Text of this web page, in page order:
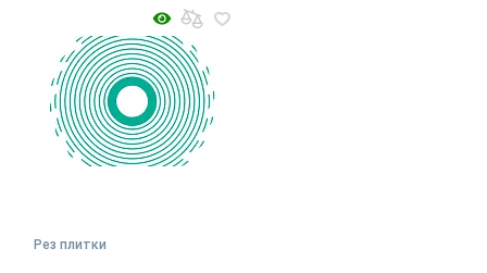
Рез плитки